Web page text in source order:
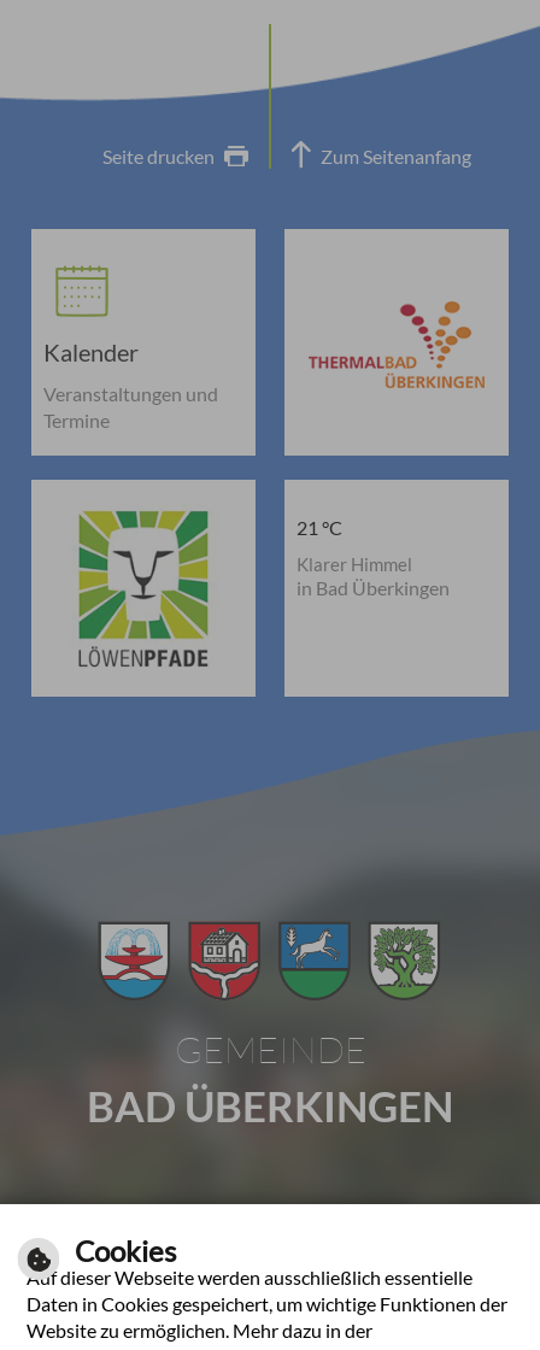
Seite drucken Zum Seitenanfang
Kalender
Veranstaltungen und
Termine
21 °C
Klarer Himmel
in Bad Überkingen
GEMEINDE
BAD ÜBERKINGEN
Tel.: 07331 2009-0 | Fax: 07331 2009-37
E-Mail schreiben
Unsere Öffnungszeiten
Cookies
Auf dieser Webseite werden ausschließlich essentielle
Daten in Cookies gespeichert, um wichtige Funktionen der
Website zu ermöglichen. Mehr dazu in der